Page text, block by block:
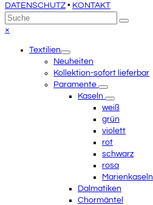
DATENSCHUTZ • KONTAKT
An
den
scrollen
Suche
Senden
×
menuTextilien
Neuheiten
Kollektion-sofort lieferbar
Paramente
Kaseln
weiß
grün
violett
rot
schwarz
rosa
Marienkaseln
Dalmatiken
Chormäntel